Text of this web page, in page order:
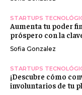
STARTUPS
Aumenta tu poder
próspero con la
Sofia Gonzalez
STARTUPS
¡Descubre cómo
involuntarios de tu